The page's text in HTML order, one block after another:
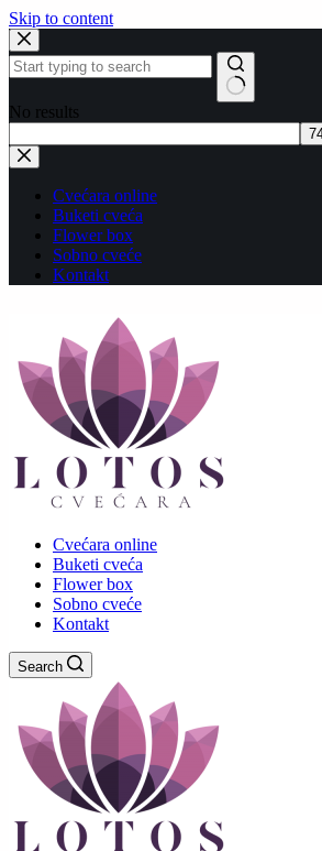
Skip to content
No results
Cvećara online
Buketi cveća
Flower box
Sobno cveće
Kontakt
Cvećara online
Buketi cveća
Flower box
Sobno cveće
Kontakt
Search